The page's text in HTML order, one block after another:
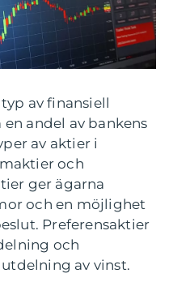
av finansiell
andel av bankens
av aktier i
och
ger ägarna
och en möjlighet
Preferensaktier
och
av vinst.